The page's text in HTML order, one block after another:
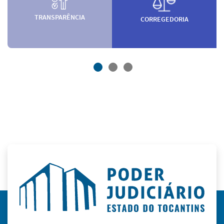
TRANSPARÊNCIA CORREGEDORIA